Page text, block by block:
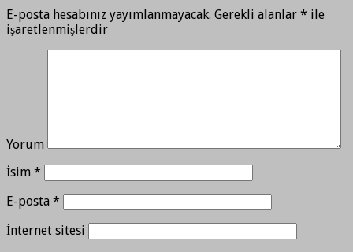
E-posta hesabınız yayımlanmayacak. Gerekli alanlar * ile
işaretlenmişlerdir
Yorum
İsim *
E-posta *
İnternet sitesi